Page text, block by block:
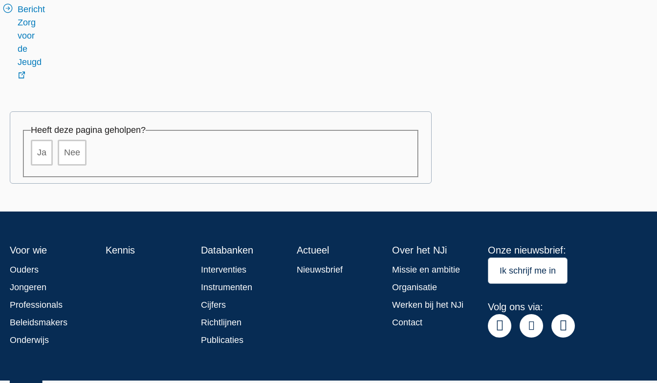
Bericht
Zorg
voor
de
Jeugd
Heeft deze pagina geholpen?
Ja Nee
Footer
menu
Voor wie
Ouders
Jongeren
Professionals
Beleidsmakers
Onderwijs
Kennis Databanken
Interventies
Instrumenten
Cijfers
Richtlijnen
Publicaties
Actueel
Nieuwsbrief
Over het NJi
Missie en ambitie
Organisatie
Werken bij het NJi
Contact
Onze nieuwsbrief:
Ik schrijf me in
Volg ons via: